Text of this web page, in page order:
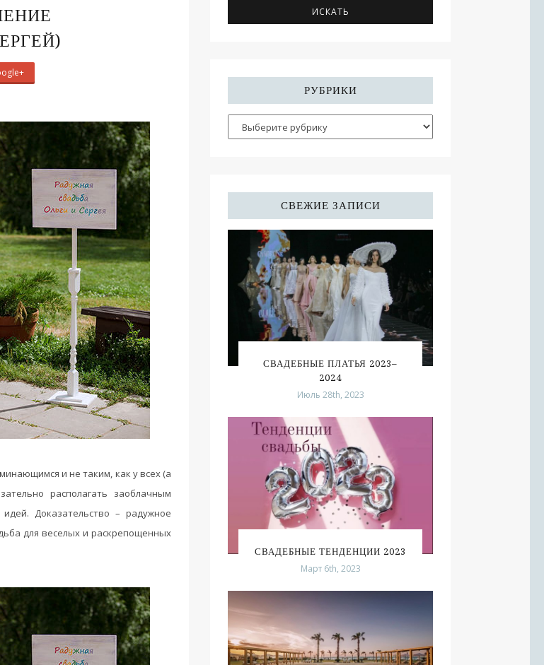
и не таким, как у всех (а
располагать заоблачным
Доказательство – радужное
для веселых и раскрепощенных
РУБРИКИ
СВЕЖИЕ ЗАПИСИ
СВАДЕБНЫЕ ПЛАТЬЯ 2023–
2024
Июль 28th, 2023
СВАДЕБНЫЕ ТЕНДЕНЦИИ 2023
Март 6th, 2023